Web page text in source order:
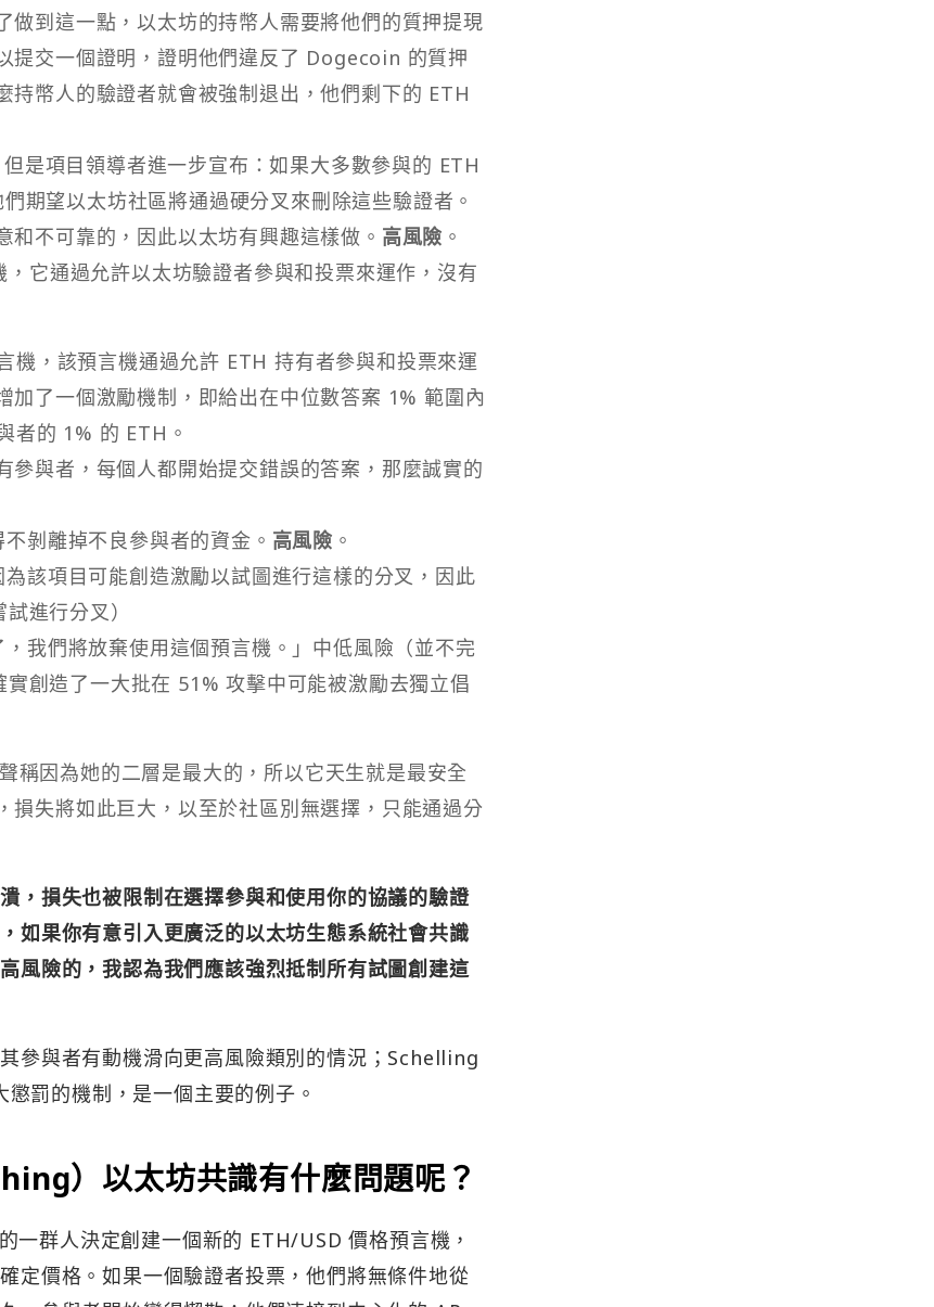
做到這一點，以太坊的持幣人需要將他們的質押提現
提交一個證明，證明他們違反了 Dogecoin 的質押
持幣人的驗證者就會被強制退出，他們剩下的 ETH
是項目領導者進一步宣布：如果大多數參與的 ETH
期望以太坊社區將通過硬分叉來刪除這些驗證者。
不可靠的，因此以太坊有興趣這樣做。 高風險 。
它通過允許以太坊驗證者參與和投票來運作，沒有
，該預言機通過允許 ETH 持有者參與和投票來運
加了一個激勵機制，即給出在中位數答案 1% 範圍內
者的 1% 的 ETH。
參與者，每個人都開始提交錯誤的答案，那麼誠實的
剝離掉不良參與者的資金。 高風險 。
該項目可能創造激勵以試圖進行這樣的分叉，因此
進行分叉）
我們將放棄使用這個預言機。」中低風險（並不完
創造了一大批在 51% 攻擊中可能被激勵去獨立倡
因為她的二層是最大的，所以它天生就是最安全
損失將如此巨大，以至於社區別無選擇，只能通過分
，損失也被限制在選擇參與和使用你的協議的驗證
如果你有意引入更廣泛的以太坊生態系統社會共識
風險的，我認為我們應該強烈抵制所有試圖創建這
參與者有動機滑向更高風險類別的情況；Schelling
罰的機制，是一個主要的例子。
）以太坊共識有什麼問題呢？
一群人決定創建一個新的 ETH/USD 價格預言機，
定價格。如果一個驗證者投票，他們將無條件地從